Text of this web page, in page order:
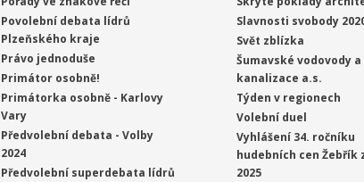
Povolební debata lídrů
Plzeňského kraje
Právo jednoduše
Primátor osobně!
Primátorka osobně - Karlovy
Vary
Předvolební debata - Volby
2024
Předvolební superdebata lídrů
Slavnosti svobody
Svět zblízka
Šumavské vodovody a
kanalizace a.s.
Týden v regionech
Volební duel
Vyhlášení 34. ročníku
hudebních cen Žebřík
2025